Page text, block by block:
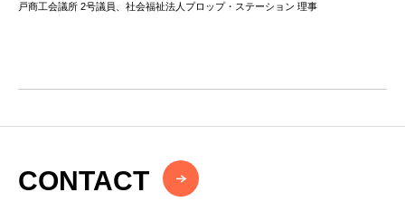
戸商工会議所 2号議員、社会福祉法人プロップ・ステーション 理事
CONTACT